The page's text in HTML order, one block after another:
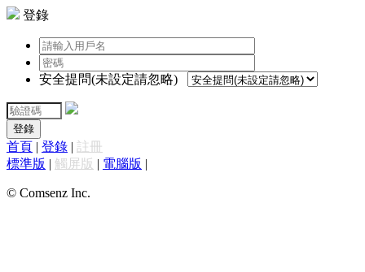
登錄
安全提問(未設定請忽略)
登錄
首頁 | 登錄 | 註冊
標準版 | 觸屏版 | 電腦版 |
© Comsenz Inc.